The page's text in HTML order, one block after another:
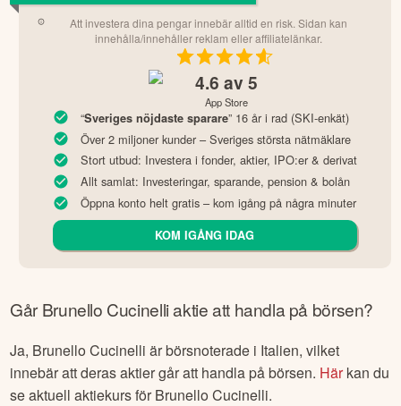
Att investera dina pengar innebär alltid en risk. Sidan kan
innehålla/innehåller reklam eller affiliatelänkar.
4.6 av 5
App Store
“Sveriges nöjdaste sparare” 16 år i rad (SKI-enkät)
Över 2 miljoner kunder – Sveriges största nätmäklare
Stort utbud: Investera i fonder, aktier, IPO:er & derivat
Allt samlat: Investeringar, sparande, pension & bolån
Öppna konto helt gratis – kom igång på några minuter
KOM IGÅNG IDAG
GårBrunello Cucinelliaktie att handla på börsen?
Ja, Brunello Cucinelli är börsnoterade i Italien, vilket
innebär att deras aktier går att handla på börsen. Härkan du
se aktuell aktiekurs för Brunello Cucinelli.